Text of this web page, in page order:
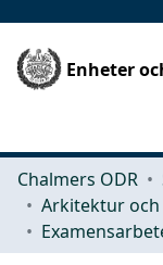
Enheter
Chalmers ODR